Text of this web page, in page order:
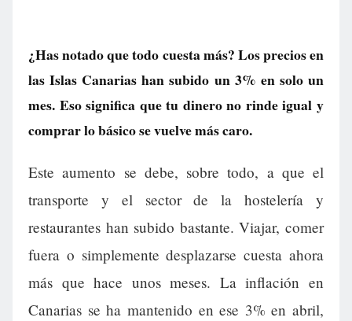
¿Has notado que todo cuesta más? Los precios en
las Islas Canarias han subido un 3% en solo un
mes. Eso significa que tu dinero no rinde igual y
comprar lo básico se vuelve más caro.
Este aumento se debe, sobre todo, a que el
transporte y el sector de la hostelería y
restaurantes han subido bastante. Viajar, comer
fuera o simplemente desplazarse cuesta ahora
más que hace unos meses. La inflación en
Canarias se ha mantenido en ese 3% en abril,